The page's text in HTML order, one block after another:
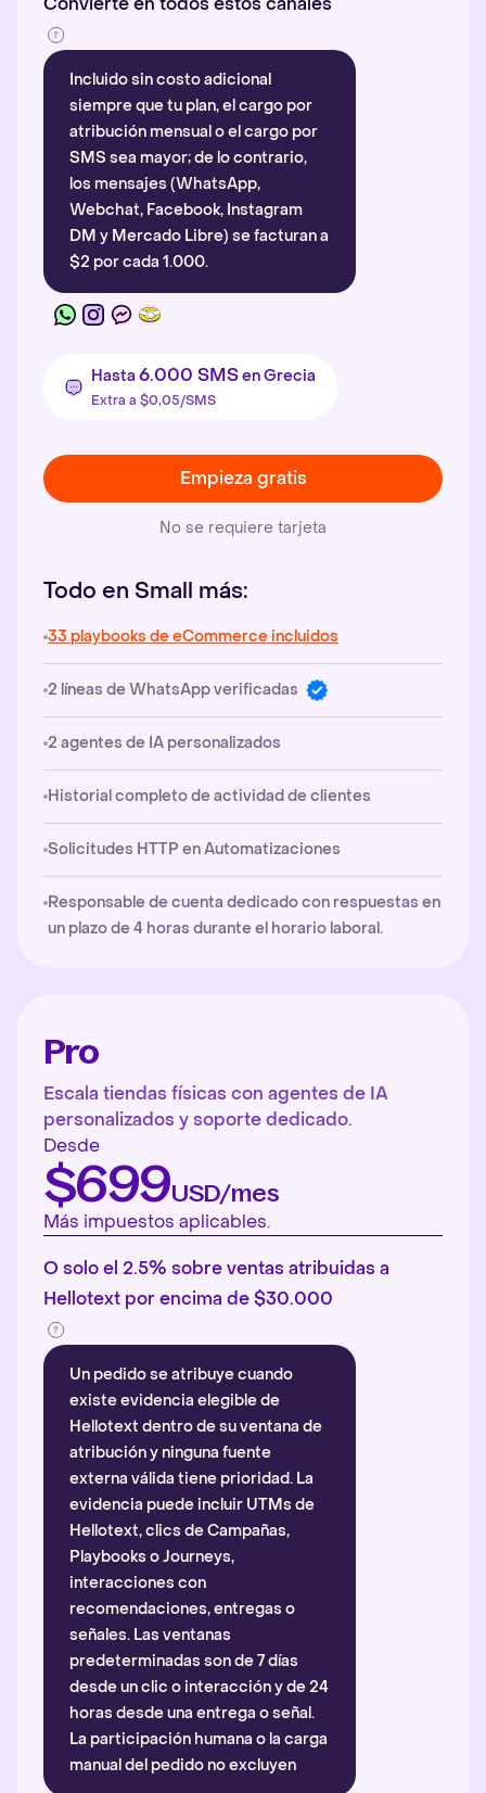
Incluido sin costo adicional
siempre que tu plan, el cargo por
atribución mensual o el cargo por
SMS sea mayor; de lo contrario,
los mensajes (WhatsApp,
Webchat, Facebook, Instagram
DM y Mercado Libre) se facturan a
$2 por cada 1.000.
Hasta 6.000 SMSen Grecia
Extra a $0,05/SMS
Empieza gratis
No se requiere tarjeta
Todo en Small más:
33 playbooks de eCommerce incluidos
2 líneas de WhatsApp verificadas
2 agentes de IA personalizados
Historial completo de actividad de clientes
Solicitudes HTTP en Automatizaciones
Responsable de cuenta dedicado con respuestas en
un plazo de 4 horas durante el horario laboral.
Pro
Escala tiendas físicas con agentes de IA
personalizados y soporte dedicado.
Desde
$699USD/mes
Más impuestos aplicables.
O solo el 2.5% sobre ventas atribuidas a
Hellotext por encima de $30.000
Un pedido se atribuye cuando
existe evidencia elegible de
Hellotext dentro de su ventana de
atribución y ninguna fuente
externa válida tiene prioridad. La
evidencia puede incluir UTMs de
Hellotext, clics de Campañas,
Playbooks o Journeys,
interacciones con
recomendaciones, entregas o
señales. Las ventanas
predeterminadas son de 7 días
desde un clic o interacción y de 24
horas desde una entrega o señal.
La participación humana o la carga
manual del pedido no excluyen